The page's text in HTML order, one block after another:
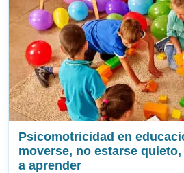
Psicomotricidad en
moverse, no estarse
a aprender